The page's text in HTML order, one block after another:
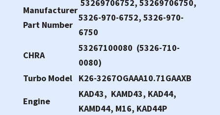
Manufacturer
Part Number
53269706752, 53269706750,
5326-970-6752, 5326-970-
6750
CHRA
53267100080 (5326-710-
0080)
Turbo Model
K26-3267OGAAA10.71GAAXB
Engine
KAD43, KAMD43, KAD44,
KAMD44, M16, KAD44P